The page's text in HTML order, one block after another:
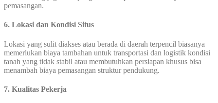
pemasangan.
6. Lokasi dan Kondisi Situs
Lokasi yang sulit diakses atau berada di daerah terpencil biasanya
memerlukan biaya tambahan untuk transportasi dan logistik kondisi
tanah yang tidak stabil atau membutuhkan persiapan khusus bisa
menambah biaya pemasangan struktur pendukung.
7. Kualitas Pekerja